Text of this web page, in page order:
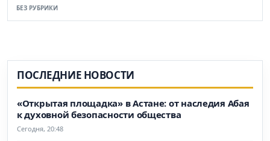
БЕЗ РУБРИКИ
ПОСЛЕДНИЕ НОВОСТИ
«Открытая площадка» в Астане: от наследия Абая
к духовной безопасности общества
Сегодня, 20:48